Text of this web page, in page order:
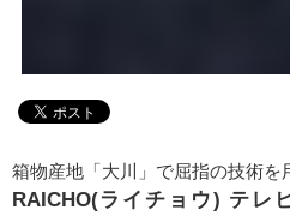
箱物産地「大川」で屈指の技術を
RAICHO(ライチョウ) テレ